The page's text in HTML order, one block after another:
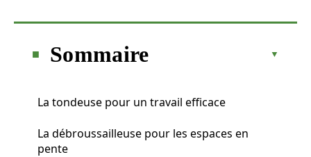
Sommaire
La tondeuse pour un travail efficace
La débroussailleuse pour les espaces en
pente